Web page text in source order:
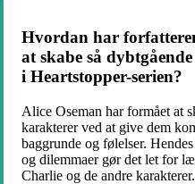
Hvordan har
at skabe så
i Heartstopper-serien?
Alice Oseman har formået at
karakterer ved at give dem
baggrunde og følelser.
og dilemmaer gør det let for
Charlie og de andre karakterer.